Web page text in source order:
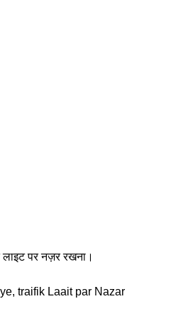
पर नज़र रखना।
traifik Laait par Nazar